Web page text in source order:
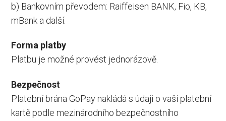
b) Bankovním převodem: Raiffeisen BANK, Fio, KB,
mBank a další.
Forma platby
Platbu je možné provést jednorázově.
Bezpečnost
Platební brána GoPay nakládá s údaji o vaší platební
kartě podle mezinárodního bezpečnostního